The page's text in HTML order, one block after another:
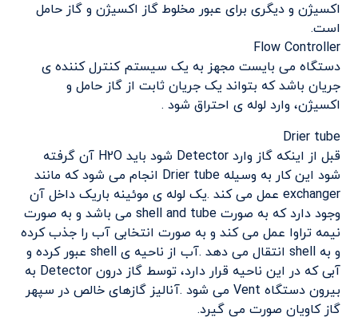
اکسیژن و دیگری برای عبور مخلوط گاز اکسیژن و گاز حامل
است.
Flow Controller
دستگاه می بایست مجهز به یک سیستم کنترل کننده ی
جریان باشد که بتواند یک جریان ثابت از گاز حامل و
اکسیژن، وارد لوله ی احتراق شود .
Drier tube
قبل از اینکه گاز وارد Detector شود باید H2O آن گرفته
شود این کار به وسیله Drier tube انجام می شود که مانند
exchanger عمل می کند .یک لوله ی موئینه باریک داخل آن
وجود دارد که به صورت shell and tube می باشد و به صورت
نیمه تراوا عمل می کند و به صورت انتخابی آب را جذب کرده
و به shell انتقال می دهد .آب از ناحیه ی shell عبور کرده و
آبی که در این ناحیه قرار دارد، توسط گاز درون Detector به
بیرون دستگاه Vent می شود .آنالیز گازهای خالص در سپهر
گاز کاویان صورت می گیرد.